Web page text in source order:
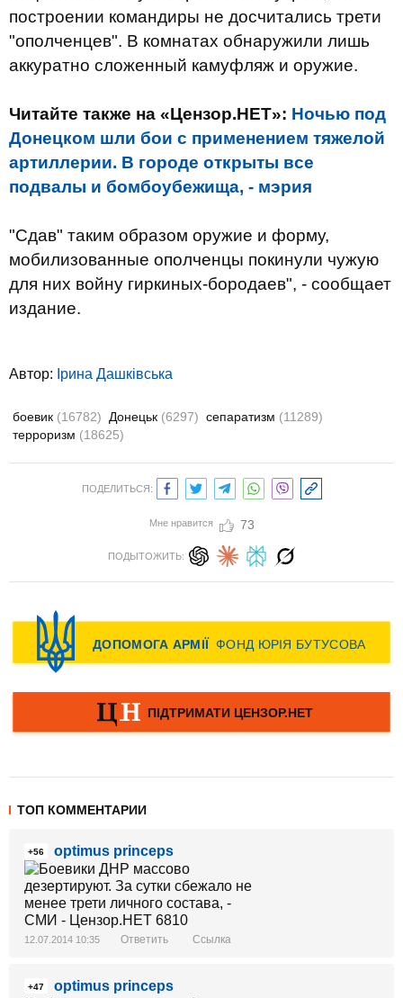
построении командиры не досчитались трети
"ополченцев". В комнатах обнаружили лишь
аккуратно сложенный камуфляж и оружие.
Читайте также на «Цензор.НЕТ»: Ночью под
Донецком шли бои с применением тяжелой
артиллерии. В городе открыты все
подвалы и бомбоубежища, - мэрия
"Сдав" таким образом оружие и форму,
мобилизованные ополченцы покинули чужую
для них войну гиркиных-бородаев", - сообщает
издание.
Автор: Ірина Дашківська
боевик (16782) Донецьк (6297) сепаратизм (11289)
терроризм (18625)
ПОДЕЛИТЬСЯ:
Мне нравится 73
ПОДЫТОЖИТЬ:
ТОП КОММЕНТАРИИ
+56 optimus princeps
12.07.2014 10:35 Ответить Ссылка
+47
optimus princeps